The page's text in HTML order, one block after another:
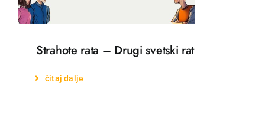
Strahote rata – Drugi svetski rat
čitaj dalje